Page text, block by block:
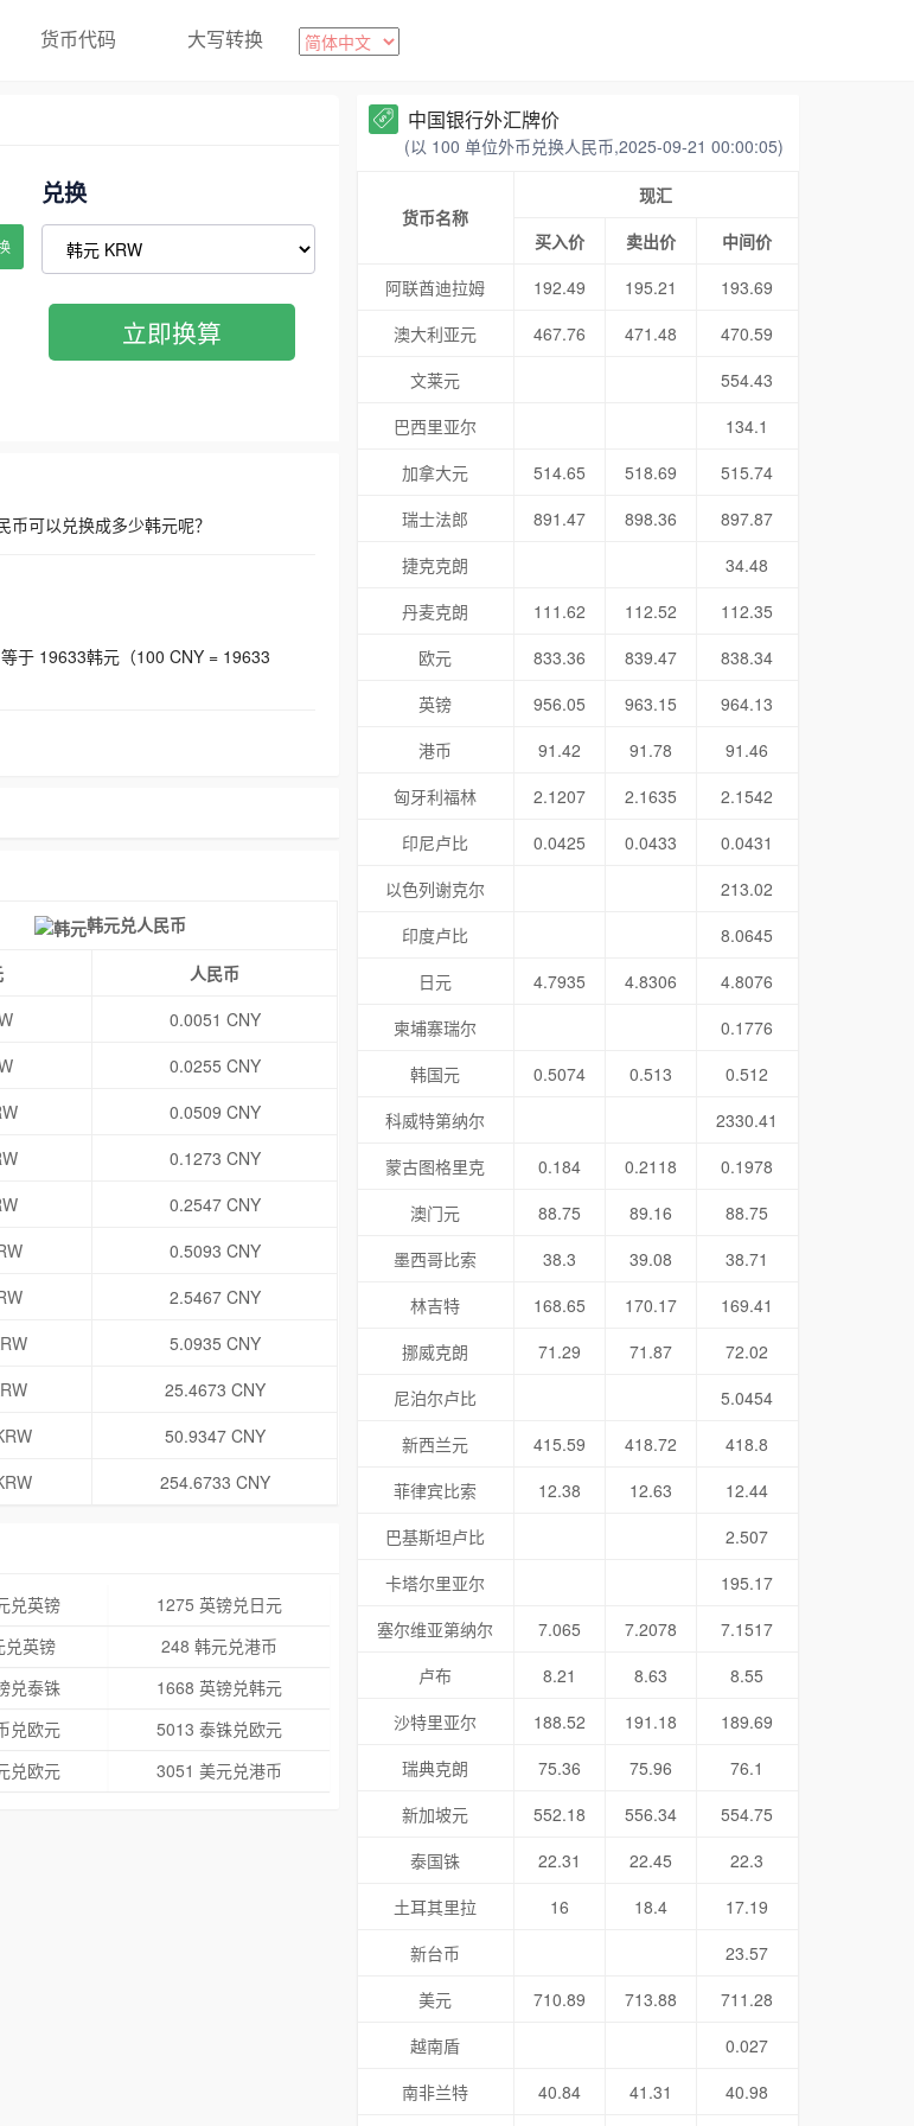
货币代码 大写转换
兑换
立即换算
可以兑换成多少韩元呢？
于 19633韩元（100 CNY = 19633
韩元兑人民币
人民币
0.0051 CNY
0.0255 CNY
0.0509 CNY
0.1273 CNY
0.2547 CNY
0.5093 CNY
2.5467 CNY
5.0935 CNY
25.4673 CNY
50.9347 CNY
254.6733 CNY
兑英镑
1275 英镑兑日元
兑英镑
248 韩元兑港币
兑泰铢
1668 英镑兑韩元
兑欧元
5013 泰铢兑欧元
兑欧元 3051 美元兑港币
中国银行外汇牌价
(以 100 单位外币兑换人民币,2025-09-21 00:00:05)
货币名称
现汇
买入价
卖出价
中间价
阿联酋迪拉姆
192.49 195.21
193.69
澳大利亚元
467.76 471.48
470.59
文莱元
554.43
巴西里亚尔
134.1
加拿大元
514.65 518.69
515.74
瑞士法郎
891.47 898.36
897.87
捷克克朗
34.48
丹麦克朗
111.62 112.52
112.35
欧元
833.36 839.47
838.34
英镑
956.05 963.15
964.13
港币
91.42 91.78
91.46
匈牙利福林
2.1207 2.1635
2.1542
印尼卢比
0.0425 0.0433
0.0431
以色列谢克尔
213.02
印度卢比
8.0645
日元
4.7935 4.8306
4.8076
柬埔寨瑞尔
0.1776
韩国元
0.5074 0.513
0.512
科威特第纳尔
2330.41
蒙古图格里克
0.184 0.2118
0.1978
澳门元
88.75 89.16
88.75
墨西哥比索
38.3 39.08
38.71
林吉特
168.65 170.17
169.41
挪威克朗
71.29 71.87
72.02
尼泊尔卢比
5.0454
新西兰元
415.59 418.72
418.8
菲律宾比索
12.38 12.63
12.44
巴基斯坦卢比
2.507
卡塔尔里亚尔
195.17
塞尔维亚第纳尔
7.065 7.2078
7.1517
卢布
8.21 8.63
8.55
沙特里亚尔
188.52 191.18
189.69
瑞典克朗
75.36 75.96
76.1
新加坡元
552.18 556.34
554.75
泰国铢
22.31 22.45
22.3
土耳其里拉
16 18.4
17.19
新台币
23.57
美元
710.89 713.88
711.28
越南盾
0.027
南非兰特
40.84 41.31 40.98